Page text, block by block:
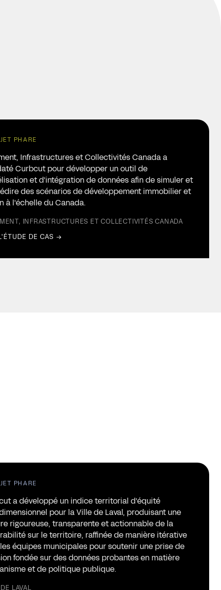
PHARE
Infrastructures et Collectivités Canada a
Curbcut pour développer un outil de
et d'intégration de données afin de simuler et
des scénarios de développement immobilier et
à l'échelle du Canada.
INFRASTRUCTURES ET COLLECTIVITÉS CANADA
DE CAS →
PHARE
a développé un indice territorial d'équité
pour la Ville de Laval, produisant une
rigoureuse, transparente et actionnable de la
sur le territoire, raffinée de manière itérative
équipes municipales pour soutenir une prise de
fondée sur des données probantes en matière
et de politique publique.
LAVAL